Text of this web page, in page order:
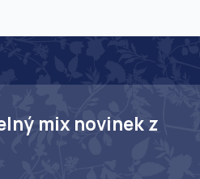
mix novinek z